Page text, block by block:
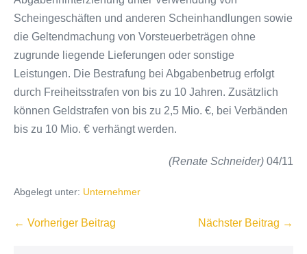
Scheingeschäften und anderen Scheinhandlungen sowie
die Geltendmachung von Vorsteuerbeträgen ohne
zugrunde liegende Lieferungen oder sonstige
Leistungen. Die Bestrafung bei Abgabenbetrug erfolgt
durch Freiheitsstrafen von bis zu 10 Jahren. Zusätzlich
können Geldstrafen von bis zu 2,5 Mio. €, bei Verbänden
bis zu 10 Mio. € verhängt werden.
(Renate Schneider) 04/11
Abgelegt unter: Unternehmer
Beitragsnavigation
← Vorheriger Beitrag Nächster Beitrag →